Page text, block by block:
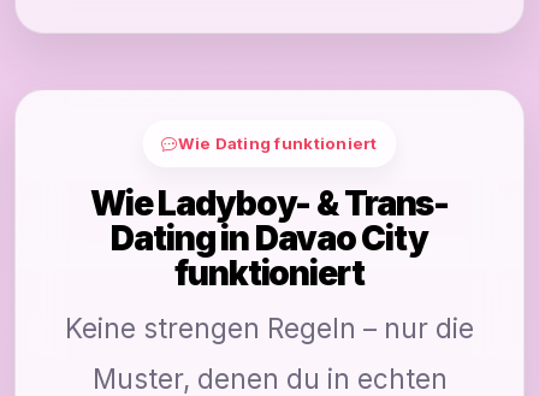
Wie Dating funktioniert
Wie Ladyboy- & Trans-
Dating in Davao City
funktioniert
Keine strengen Regeln – nur die
Muster, denen du in echten